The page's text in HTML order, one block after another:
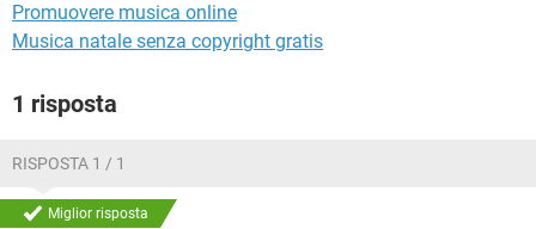
Promuovere musica online
Musica natale senza copyright gratis
1 risposta
RISPOSTA 1 / 1
Miglior risposta